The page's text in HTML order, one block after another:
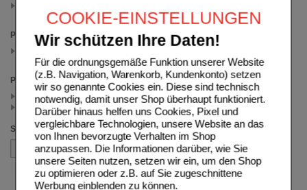
COOKIE-EINSTELLUNGEN
Wir schützen Ihre Daten!
Für die ordnungsgemäße Funktion unserer Website
(z.B. Navigation, Warenkorb, Kundenkonto) setzen
wir so genannte Cookies ein. Diese sind technisch
notwendig, damit unser Shop überhaupt funktioniert.
Darüber hinaus helfen uns Cookies, Pixel und
vergleichbare Technologien, unsere Website an das
von Ihnen bevorzugte Verhalten im Shop
anzupassen. Die Informationen darüber, wie Sie
unsere Seiten nutzen, setzen wir ein, um den Shop
zu optimieren oder z.B. auf Sie zugeschnittene
Werbung einblenden zu können.
(auswahl entfernen)
Packungsgröße
(auswahl entfernen)
Preis
< 2.75 (2)
>= 2.75 (1)
Sortieren nach